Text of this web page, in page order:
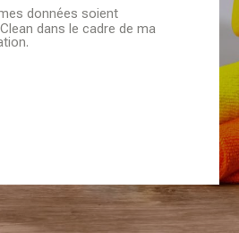
données soient
dans le cadre de ma